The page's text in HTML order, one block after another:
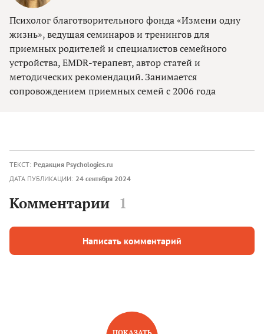
Психолог благотворительного фонда «Измени одну
жизнь», ведущая семинаров и тренингов для
приемных родителей и специалистов семейного
устройства, EMDR-терапевт, автор статей и
методических рекомендаций. Занимается
сопровождением приемных семей с 2006 года
ТЕКСТ: Редакция Psychologies.ru
ДАТА ПУБЛИКАЦИИ: 24 сентября 2024
Комментарии 1
Написать комментарий